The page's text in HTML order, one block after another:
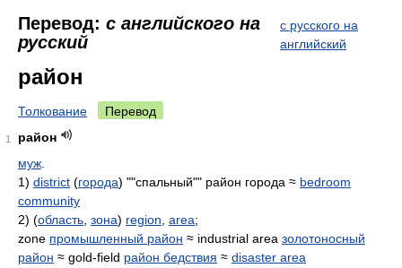
Перевод: с английского на
русский
с русского на
английский
район
Толкование Перевод
1
район
муж
1) district (города) ""спальный"" район города ≈ bedroom
community
2) (область зона) region area;
zone промышленный район ≈ industrial area золотоносный
район ≈ gold-field район бедствия ≈ disaster area